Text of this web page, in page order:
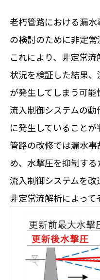
老朽管路における漏
の検討のために非定常
これにより、非定常
状況を検証した結果
が発生してしまう可
流入制御システムの
に発生していることが
管路の改修では漏水
め、水撃圧を抑制す
流入制御システムを改
非定常流解析によって